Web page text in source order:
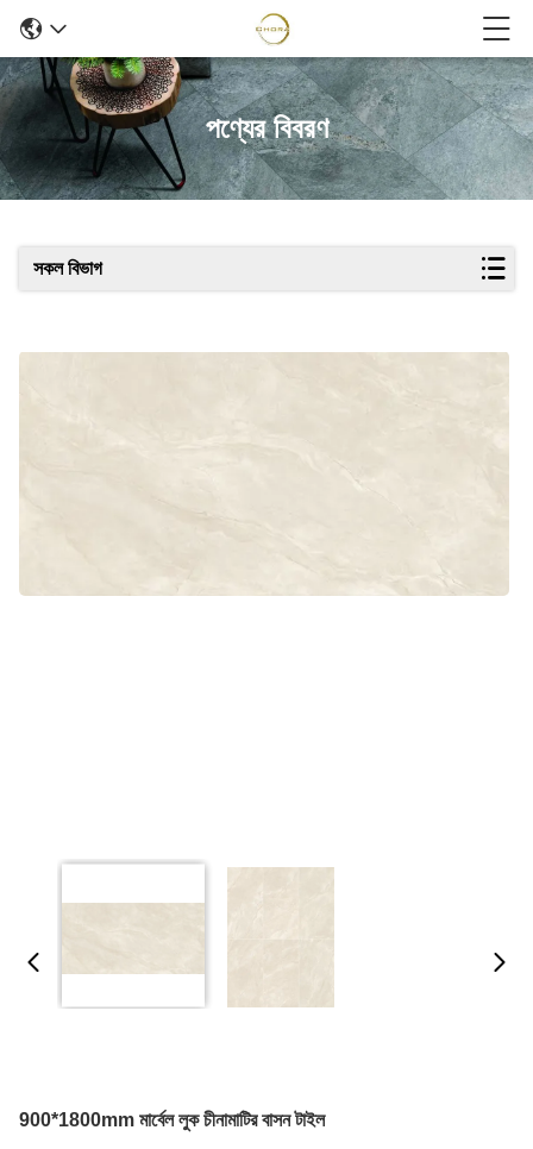
পণ্যের বিবরণ
সকল বিভাগ
900*1800mm মার্বেল লুক চীনামাটির বাসন টাইল